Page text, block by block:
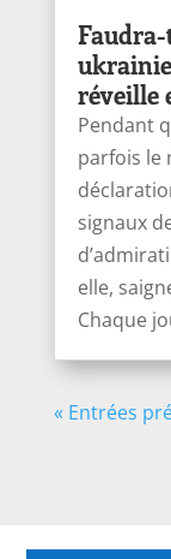
réveille
Pendant
parfois le
signaux
elle,
Chaque
« Entrées